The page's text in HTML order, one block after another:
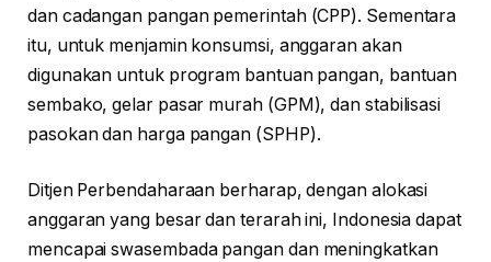
dan cadangan pangan pemerintah (CPP). Sementara
itu, untuk menjamin konsumsi, anggaran akan
digunakan untuk program bantuan pangan, bantuan
sembako, gelar pasar murah (GPM), dan stabilisasi
pasokan dan harga pangan (SPHP).
Ditjen Perbendaharaan berharap, dengan alokasi
anggaran yang besar dan terarah ini, Indonesia dapat
mencapai swasembada pangan dan meningkatkan